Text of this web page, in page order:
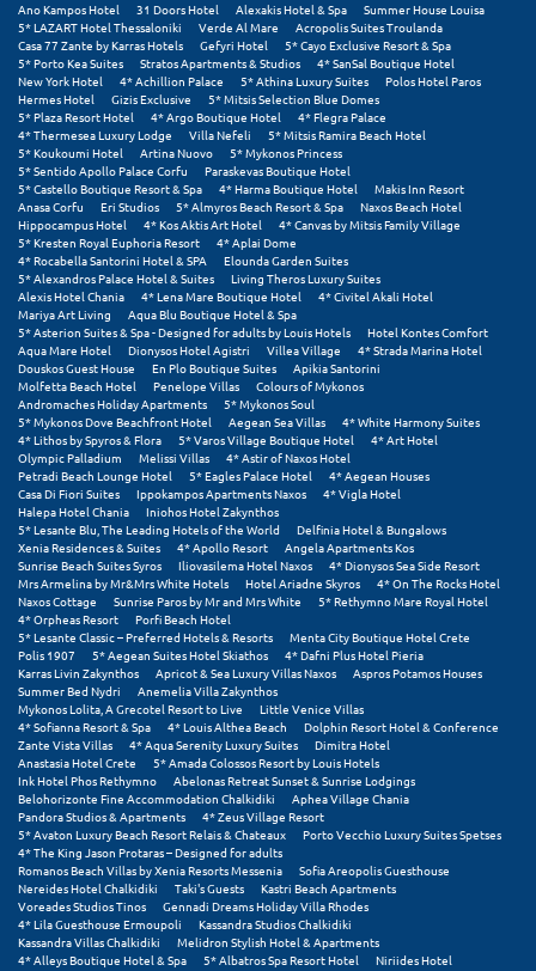
Ano Kampos Hotel
31 Doors Hotel Alexakis Hotel & Spa
Summer House Louisa
5* LAZART Hotel Thessaloniki
Verde Al Mare
Acropolis Suites Troulanda
Casa 77 Zante by Karras Hotels
Gefyri Hotel
5* Cayo Exclusive Resort & Spa
5* Porto Kea Suites
Stratos Apartments & Studios
4* SanSal Boutique Hotel
New York Hotel
4* Achillion Palace 5* Athina Luxury Suites
Polos Hotel Paros
Hermes Hotel
Gizis Exclusive
5* Mitsis Selection Blue Domes
5* Plaza Resort Hotel
4* Argo Boutique Hotel
4* Flegra Palace
4* Thermesea Luxury Lodge
Villa Nefeli
5* Mitsis Ramira Beach Hotel
5* Koukoumi Hotel
Artina Nuovo
5* Mykonos Princess
5* Sentido Apollo Palace Corfu
Paraskevas Boutique Hotel
5* Castello Boutique Resort & Spa
4* Harma Boutique Hotel
Makis Inn Resort
Anasa Corfu
Eri Studios 5* Almyros Beach Resort & Spa
Naxos Beach Hotel
Hippocampus Hotel
4* Kos Aktis Art Hotel
4* Canvas by Mitsis Family Village
5* Kresten Royal Euphoria Resort
4* Aplai Dome
4* Rocabella Santorini Hotel & SPA
Elounda Garden Suites
5* Alexandros Palace Hotel & Suites
Living Theros Luxury Suites
Alexis Hotel Chania
4* Lena Mare Boutique Hotel
4* Civitel Akali Hotel
Mariya Art Living
Aqua Blu Boutique Hotel & Spa
5* Asterion Suites & Spa - Designed for adults by Louis Hotels
Hotel Kontes Comfort
Aqua Mare Hotel
Dionysos Hotel Agistri Villea Village
4* Strada Marina Hotel
Douskos Guest House
En Plo Boutique Suites
Apikia Santorini
Molfetta Beach Hotel
Penelope Villas
Colours of Mykonos
Andromaches Holiday Apartments
5* Mykonos Soul
5* Mykonos Dove Beachfront Hotel
Aegean Sea Villas
4* White Harmony Suites
4* Lithos by Spyros & Flora
5* Varos Village Boutique Hotel
4* Art Hotel
Olympic Palladium
Melissi Villas
4* Astir of Naxos Hotel
Petradi Beach Lounge Hotel
5* Eagles Palace Hotel
4* Aegean Houses
Casa Di Fiori Suites
Ippokampos Apartments Naxos
4* Vigla Hotel
Halepa Hotel Chania
Iniohos Hotel Zakynthos
5* Lesante Blu, The Leading Hotels of the World
Delfinia Hotel & Bungalows
Xenia Residences & Suites
4* Apollo Resort
Angela Apartments Kos
Sunrise Beach Suites Syros
Iliovasilema Hotel Naxos
4* Dionysos Sea Side Resort
Mrs Armelina by Mr&Mrs White Hotels
Hotel Ariadne Skyros
4* On The Rocks Hotel
Naxos Cottage
Sunrise Paros by Mr and Mrs White
5* Rethymno Mare Royal Hotel
4* Orpheas Resort
Porfi Beach Hotel
5* Lesante Classic – Preferred Hotels & Resorts
Menta City Boutique Hotel Crete
Polis 1907
5* Aegean Suites Hotel Skiathos
4* Dafni Plus Hotel Pieria
Karras Livin Zakynthos
Apricot & Sea Luxury Villas Naxos
Aspros Potamos Houses
Summer Bed Nydri
Anemelia Villa Zakynthos
Mykonos Lolita, A Grecotel Resort to Live
Little Venice Villas
4* Sofianna Resort & Spa
4* Louis Althea Beach
Dolphin Resort Hotel & Conference
Zante Vista Villas
4* Aqua Serenity Luxury Suites
Dimitra Hotel
Anastasia Hotel Crete
5* Amada Colossos Resort by Louis Hotels
Ink Hotel Phos Rethymno
Abelonas Retreat Sunset & Sunrise Lodgings
Belohorizonte Fine Accommodation Chalkidiki
Aphea Village Chania
Pandora Studios & Apartments
4* Zeus Village Resort
5* Avaton Luxury Beach Resort Relais & Chateaux
Porto Vecchio Luxury Suites Spetses
4* The King Jason Protaras – Designed for adults
Romanos Beach Villas by Xenia Resorts Messenia
Sofia Areopolis Guesthouse
Nereides Hotel Chalkidiki
Taki's Guests
Kastri Beach Apartments
Voreades Studios Tinos
Gennadi Dreams Holiday Villa Rhodes
4* Lila Guesthouse Ermoupoli
Kassandra Studios Chalkidiki
Kassandra Villas Chalkidiki
Melidron Stylish Hotel & Apartments
4* Alleys Boutique Hotel & Spa
5* Albatros Spa Resort Hotel Niriides Hotel